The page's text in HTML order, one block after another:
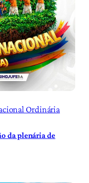
Ordinária
da plenária de